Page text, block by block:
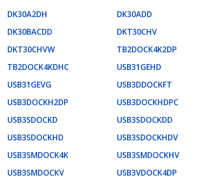
DK30A2DH
DK30ADD
DK30BACDD
DKT30CHV
DKT30CHVW
TB2DOCK4K2DP
TB2DOCK4KDHC
USB31GEHD
USB31GEVG
USB3DDOCKFT
USB3DOCKH2DP
USB3DOCKHDPC
USB3SDOCKD
USB3SDOCKDD
USB3SDOCKHD
USB3SDOCKHDV
USB3SMDOCK4K
USB3SMDOCKHV
USB3SMDOCKV
USB3VDOCK4DP